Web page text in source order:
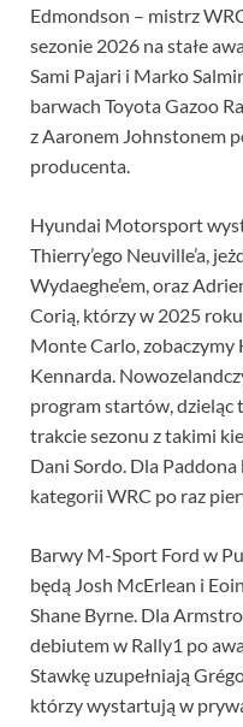
Edmondson – mistrz
sezonie 2026 na stałe
Sami Pajari i Marko
barwach Toyota Gazoo
z Aaronem Johnstonem
producenta.
Hyundai Motorsport
Thierry’ego Neuville’a,
Wydaeghe’em, oraz
Corią, którzy w 2025
Monte Carlo, zobaczymy
Kennarda.
program startów, dzieląc
trakcie sezonu z takimi
Dani Sordo. Dla
kategorii WRC po raz
Barwy M-Sport Ford w
będą Josh McErlean i
Shane Byrne. Dla
debiutem w Rally1 po
Stawkę uzupełniają
którzy wystartują w